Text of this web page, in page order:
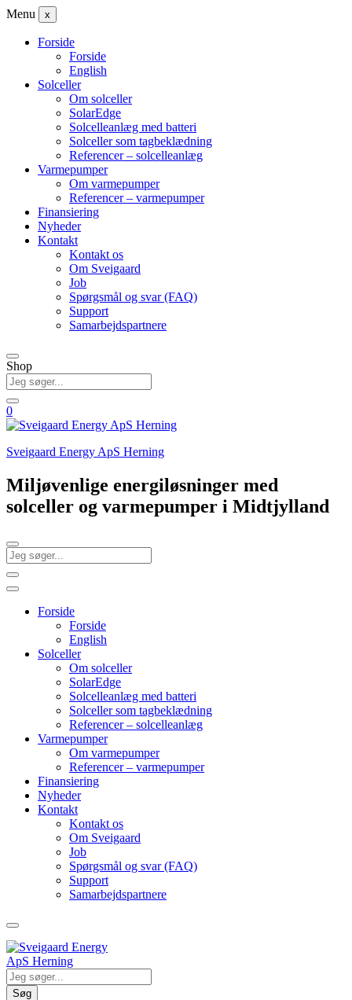
Menu x
Forside
Forside
English
Solceller
Om solceller
SolarEdge
Solcelleanlæg med batteri
Solceller som tagbeklædning
Referencer – solcelleanlæg
Varmepumper
Om varmepumper
Referencer – varmepumper
Finansiering
Nyheder
Kontakt
Kontakt os
Om Sveigaard
Job
Spørgsmål og svar (FAQ)
Support
Samarbejdspartnere
Shop
0
Sveigaard Energy ApS Herning
Miljøvenlige energiløsninger med
solceller og varmepumper i Midtjylland
Forside
Forside
English
Solceller
Om solceller
SolarEdge
Solcelleanlæg med batteri
Solceller som tagbeklædning
Referencer – solcelleanlæg
Varmepumper
Om varmepumper
Referencer – varmepumper
Finansiering
Nyheder
Kontakt
Kontakt os
Om Sveigaard
Job
Spørgsmål og svar (FAQ)
Support
Samarbejdspartnere
Søg